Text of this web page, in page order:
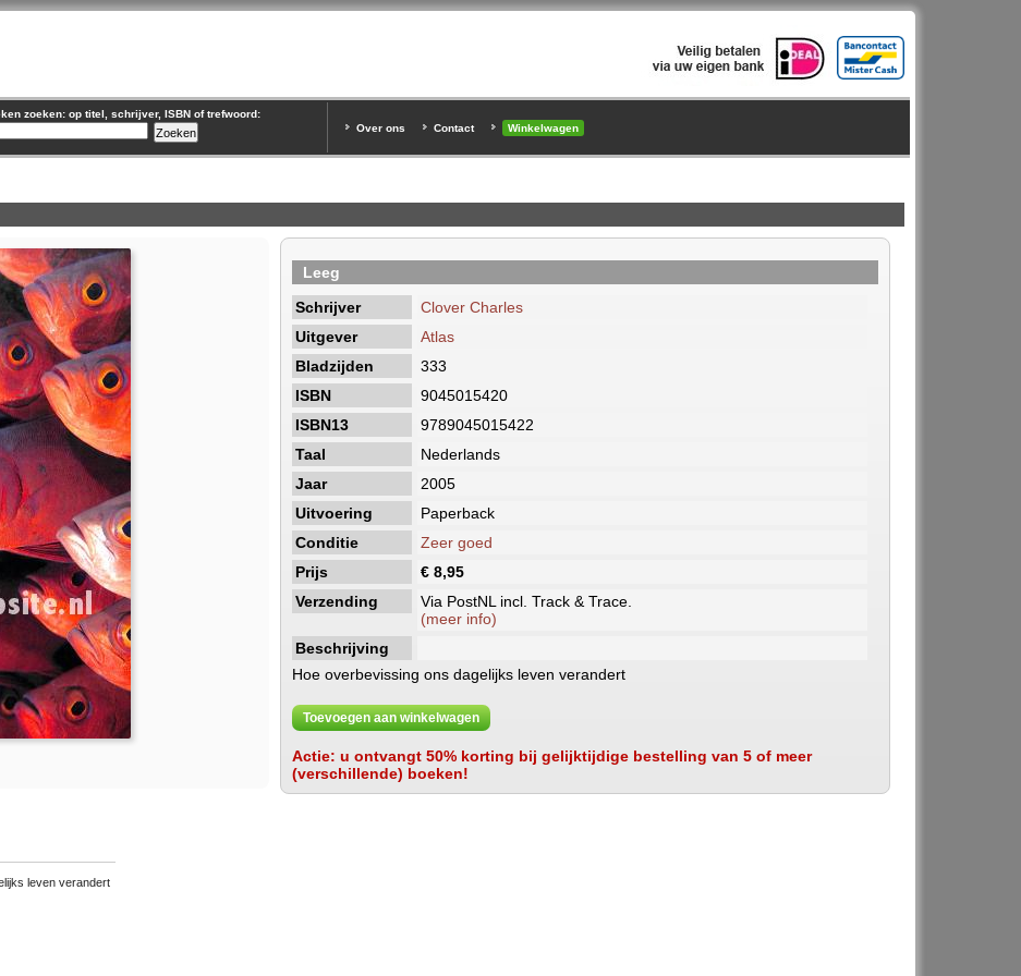
zoeken: op titel, schrijver, ISBN of trefwoord:
Over ons
Contact Winkelwagen
Leeg
Schrijver
Clover Charles
Uitgever
Atlas
Bladzijden
333
ISBN
9045015420
ISBN13
9789045015422
Taal
Nederlands
Jaar
2005
Uitvoering
Paperback
Conditie
Zeer goed
Prijs
€ 8,95
Verzending
Via PostNL incl. Track & Trace.
(meer info)
Beschrijving
Hoe overbevissing ons dagelijks leven verandert
Toevoegen aan winkelwagen
Actie: u ontvangt 50% korting bij gelijktijdige bestelling van 5 of meer
(verschillende) boeken!
leven verandert